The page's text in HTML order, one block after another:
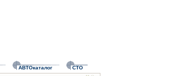
АВТОкаталог СТО